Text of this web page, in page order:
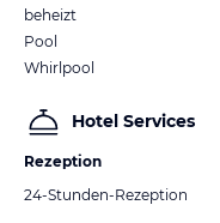
beheizt
Pool
Whirlpool
Hotel Services
Rezeption
24-Stunden-Rezeption